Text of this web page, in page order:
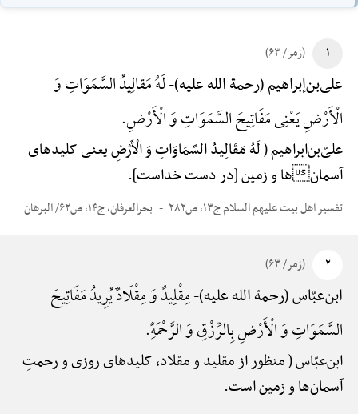
۱ (زمر/ ۶۳)
علی‌بن‌إبراهیم (رحمة الله علیه)-لَهُ مَقالِیدُ السَّمَوَاتِ وَ
الْأَرْضِ یَعْنِی مَفَاتِیحَ السَّمَوَاتِ وَ الْأَرْضِ.
علیّ‌بن‌ابراهیم ( لَهُ مَقَالِیدُ السَّمَاوَاتِ وَ الْأَرْضِ یعنی کلیدهای
آسمانها و زمین [در دست خداست].
تفسیر اهل بیت علیهم السلام ج۱۳، ص۲۸۲ بحرالعرفان، ج۱۴، ص۶۲/ البرهان
۲ (زمر/ ۶۳)
ابن‌عبّاس (رحمة الله علیه)-مِقْلِیدٌ وَ مِقْلَادٌ یُرِیدُ مَفَاتِیحَ
السَّمَوَاتِ وَ الْأَرْضِ بِالرِّزْقِ وَ الرَّحْمَهًِْ.
ابن‌عبّاس ( منظور از مقلید و مقلاد، کلیدهای روزی و رحمتِ
آسمان‌ها و زمین است.